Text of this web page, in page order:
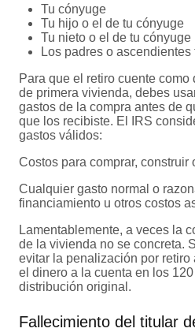
Tu cónyuge
Tu hijo o el de tu cónyuge
Tu nieto o el de tu cónyuge
Los padres o
Para que el retiro cuente
de primera vivienda, debes
gastos de la compra antes de
que los recibiste. El IRS
gastos válidos:
Costos para comprar,
Cualquier gasto normal o
financiamiento u otros costos
Lamentablemente, a veces la
de la vivienda no se concreta.
evitar la penalización por
el dinero a la cuenta en los
distribución original.
Fallecimiento del titular